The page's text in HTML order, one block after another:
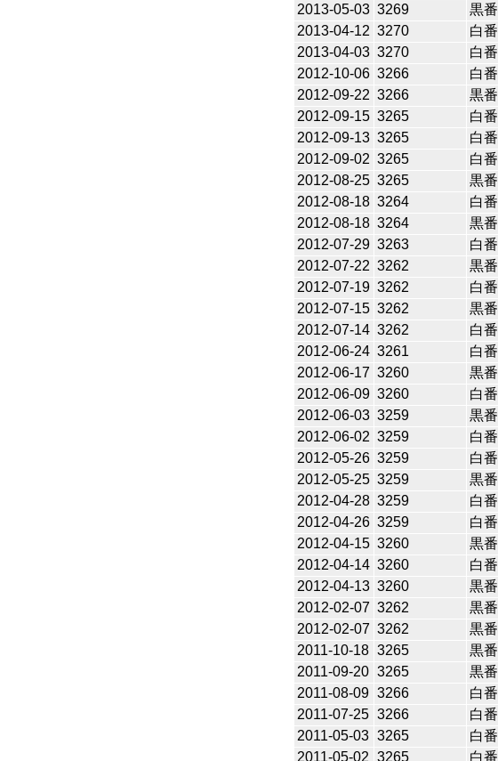
2013-05-03 3269 黒番
2013-04-12 3270 白番
2013-04-03 3270 白番
2012-10-06 3266 白番
2012-09-22 3266 黒番
2012-09-15 3265 白番
2012-09-13 3265 白番
2012-09-02 3265 白番
2012-08-25 3265 黒番
2012-08-18 3264 白番
2012-08-18 3264 黒番
2012-07-29 3263 白番
2012-07-22 3262 黒番
2012-07-19 3262 白番
2012-07-15 3262 黒番
2012-07-14 3262 白番
2012-06-24 3261 白番
2012-06-17 3260 黒番
2012-06-09 3260 白番
2012-06-03 3259 黒番
2012-06-02 3259 白番
2012-05-26 3259 白番
2012-05-25 3259 黒番
2012-04-28 3259 白番
2012-04-26 3259 白番
2012-04-15 3260 黒番
2012-04-14 3260 白番
2012-04-13 3260 黒番
2012-02-07 3262 黒番
2012-02-07 3262 黒番
2011-10-18 3265 黒番
2011-09-20 3265 黒番
2011-08-09 3266 白番
2011-07-25 3266 白番
2011-05-03 3265 白番
2011-05-02 3265 白番